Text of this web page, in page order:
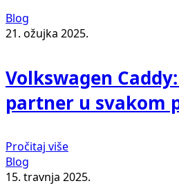
Blog
21. ožujka 2025.
Volkswagen
partner u svakom
Pročitaj više
Blog
15. travnja 2025.